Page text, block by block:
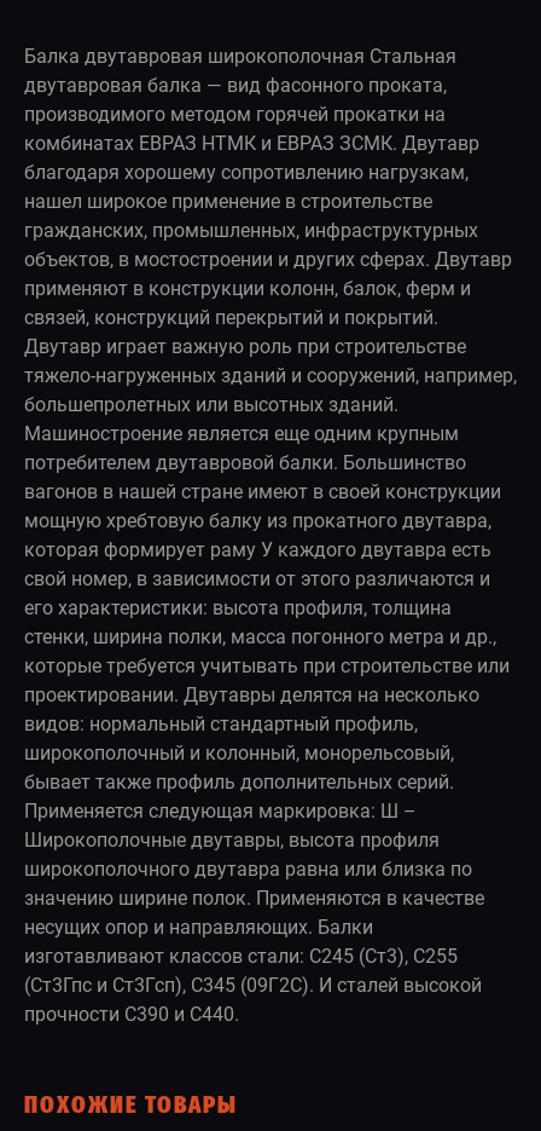
Балка двутавровая широкополочная Стальная
двутавровая балка — вид фасонного проката,
производимого методом горячей прокатки на
комбинатах ЕВРАЗ НТМК и ЕВРАЗ ЗСМК. Двутавр
благодаря хорошему сопротивлению нагрузкам,
нашел широкое применение в строительстве
гражданских, промышленных, инфраструктурных
объектов, в мостостроении и других сферах. Двутавр
применяют в конструкции колонн, балок, ферм и
связей, конструкций перекрытий и покрытий.
Двутавр играет важную роль при строительстве
тяжело-нагруженных зданий и сооружений, например,
большепролетных или высотных зданий.
Машиностроение является еще одним крупным
потребителем двутавровой балки. Большинство
вагонов в нашей стране имеют в своей конструкции
мощную хребтовую балку из прокатного двутавра,
которая формирует раму У каждого двутавра есть
свой номер, в зависимости от этого различаются и
его характеристики: высота профиля, толщина
стенки, ширина полки, масса погонного метра и др.,
которые требуется учитывать при строительстве или
проектировании. Двутавры делятся на несколько
видов: нормальный стандартный профиль,
широкополочный и колонный, монорельсовый,
бывает также профиль дополнительных серий.
Применяется следующая маркировка: Ш –
Широкополочные двутавры, высота профиля
широкополочного двутавра равна или близка по
значению ширине полок. Применяются в качестве
несущих опор и направляющих. Балки
изготавливают классов стали: С245 (Ст3), С255
(Ст3Гпс и Ст3Гсп), С345 (09Г2С). И сталей высокой
прочности С390 и С440.
ПОХОЖИЕ ТОВАРЫ